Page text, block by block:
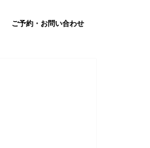
ご予約・お問い合わせ